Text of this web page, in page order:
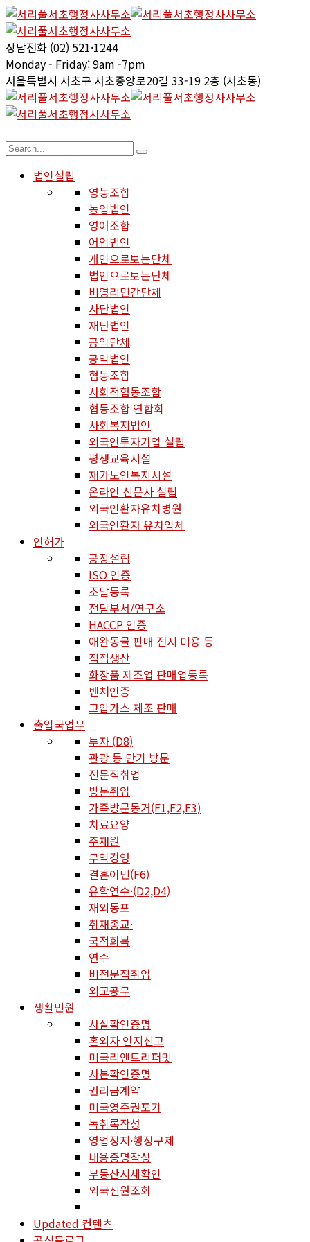
상담전화 (02) 521·1244
Monday - Friday:9am -7pm
서울특별시 서초구 서초중앙로20길 33-19 2층 (서초동)
법인설립
영농조합
농업법인
영어조합
어업법인
개인으로보는단체
법인으로보는단체
비영리민간단체
사단법인
재단법인
공익단체
공익법인
협동조합
사회적협동조합
협동조합 연합회
사회복지법인
외국인투자기업 설립
평생교육시설
재가노인복지시설
온라인 신문사 설립
외국인환자유치병원
외국인환자 유치업체
인허가
공장설립
ISO 인증
조달등록
전담부서/연구소
HACCP 인증
애완동물 판매 전시 미용 등
직접생산
화장품 제조업 판매업등록
벤쳐인증
고압가스 제조 판매
출입국업무
투자 (D8)
관광 등 단기 방문
전문직취업
방문취업
가족방문동거(F1,F2,F3)
치료요양
주재원
무역경영
결혼이민(F6)
유학연수·(D2,D4)
재외동포
취재종교·
국적회복
연수
비전문직취업
외교공무
생활민원
사실확인증명
혼외자 인지신고
미국리엔트리퍼밋
사본확인증명
권리금계약
미국영주권포기
녹취록작성
영업정지·행정구제
내용증명작성
부동산시세확인
외국신원조회
Updated 컨텐츠